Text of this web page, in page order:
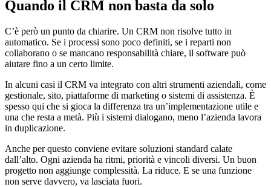
Quando il CRM non basta da solo
C’è però un punto da chiarire. Un CRM non risolve tutto in
automatico. Se i processi sono poco definiti, se i reparti non
collaborano o se mancano responsabilità chiare, il software può
aiutare fino a un certo limite.
In alcuni casi il CRM va integrato con altri strumenti aziendali, come
gestionale, sito, piattaforme di marketing o sistemi di assistenza. È
spesso qui che si gioca la differenza tra un’implementazione utile e
una che resta a metà. Più i sistemi dialogano, meno l’azienda lavora
in duplicazione.
Anche per questo conviene evitare soluzioni standard calate
dall’alto. Ogni azienda ha ritmi, priorità e vincoli diversi. Un buon
progetto non aggiunge complessità. La riduce. E se una funzione
non serve davvero, va lasciata fuori.